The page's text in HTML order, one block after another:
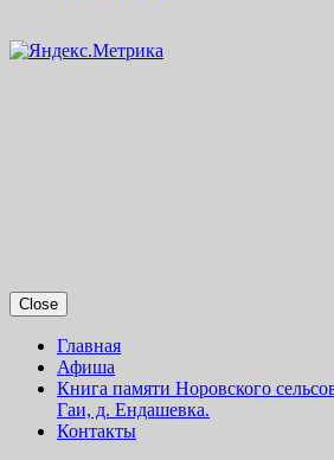
Close
Главная
Афиша
Книга памяти Норовского
Гаи, д. Ендашевка.
Контакты